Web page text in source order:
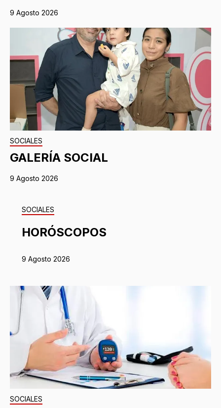
9 Agosto 2026
SOCIALES
GALERÍA SOCIAL
9 Agosto 2026
SOCIALES
HORÓSCOPOS
9 Agosto 2026
SOCIALES